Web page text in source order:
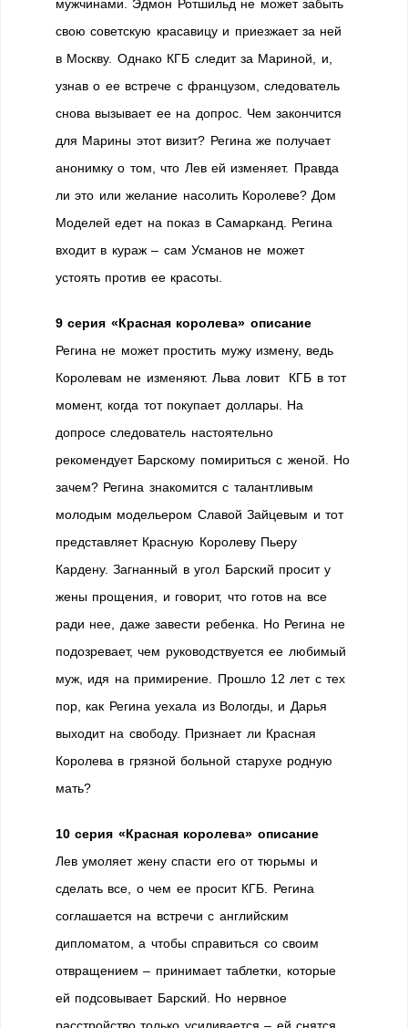
мужчинами. Эдмон Ротшильд не может забыть
свою советскую красавицу и приезжает за ней
в Москву. Однако КГБ следит за Мариной, и,
узнав о ее встрече с французом, следователь
снова вызывает ее на допрос. Чем закончится
для Марины этот визит? Регина же получает
анонимку о том, что Лев ей изменяет. Правда
ли это или желание насолить Королеве? Дом
Моделей едет на показ в Самарканд. Регина
входит в кураж – сам Усманов не может
устоять против ее красоты.
9 серия «Красная королева» описание
Регина не может простить мужу измену, ведь
Королевам не изменяют. Льва ловит КГБ в тот
момент, когда тот покупает доллары. На
допросе следователь настоятельно
рекомендует Барскому помириться с женой. Но
зачем? Регина знакомится с талантливым
молодым модельером Славой Зайцевым и тот
представляет Красную Королеву Пьеру
Кардену. Загнанный в угол Барский просит у
жены прощения, и говорит, что готов на все
ради нее, даже завести ребенка. Но Регина не
подозревает, чем руководствуется ее любимый
муж, идя на примирение. Прошло 12 лет с тех
пор, как Регина уехала из Вологды, и Дарья
выходит на свободу. Признает ли Красная
Королева в грязной больной старухе родную
мать?
10 серия «Красная королева» описание
Лев умоляет жену спасти его от тюрьмы и
сделать все, о чем ее просит КГБ. Регина
соглашается на встречи с английским
дипломатом, а чтобы справиться со своим
отвращением – принимает таблетки, которые
ей подсовывает Барский. Но нервное